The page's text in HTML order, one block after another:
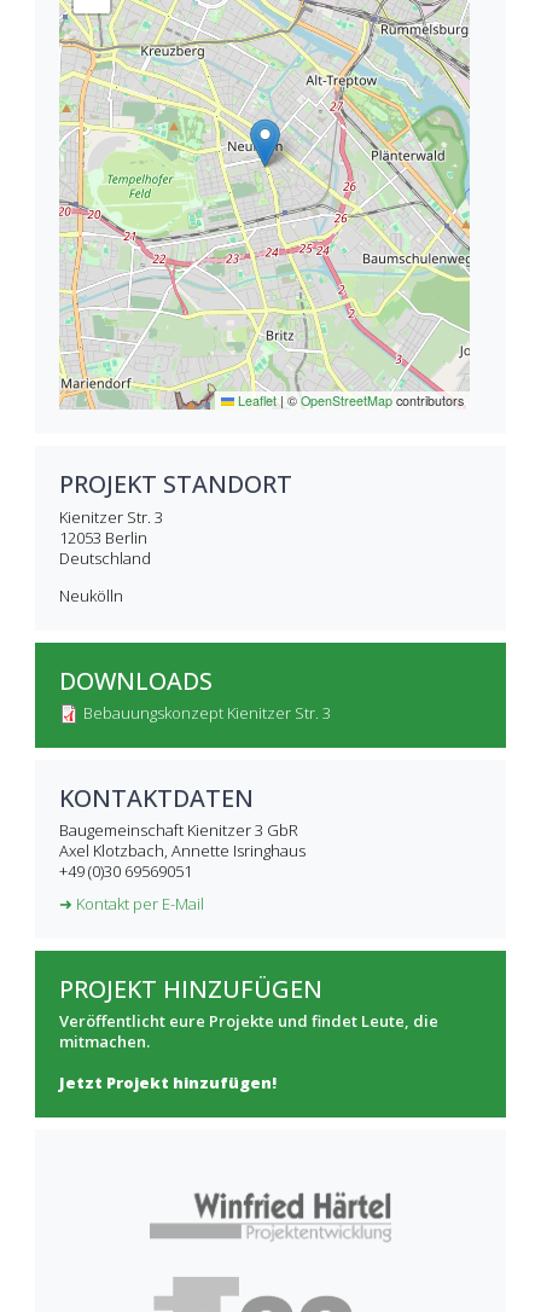
Leaflet | ©OpenStreetMap contributors
PROJEKT STANDORT
Kienitzer Str. 3
12053 Berlin
Deutschland
Neukölln
DOWNLOADS
Bebauungskonzept Kienitzer Str. 3
KONTAKTDATEN
Baugemeinschaft Kienitzer 3 GbR
Axel Klotzbach, Annette Isringhaus
+49 (0)30 69569051
➜ Kontakt per E-Mail
PROJEKT HINZUFÜGEN
Veröffentlicht eure Projekte und findet Leute, die
mitmachen.
Jetzt Projekt hinzufügen!